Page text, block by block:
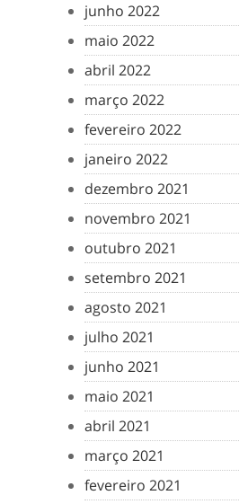
junho 2022
maio 2022
abril 2022
março 2022
fevereiro 2022
janeiro 2022
dezembro 2021
novembro 2021
outubro 2021
setembro 2021
agosto 2021
julho 2021
junho 2021
maio 2021
abril 2021
março 2021
fevereiro 2021